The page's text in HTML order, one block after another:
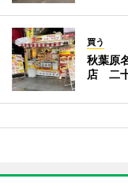
買う
秋葉原
店 二